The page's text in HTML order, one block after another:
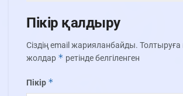
Пікір қалдыру
Сіздің email жарияланбайды. Толтыруға
жолдар * ретінде белгіленген
Пікір *